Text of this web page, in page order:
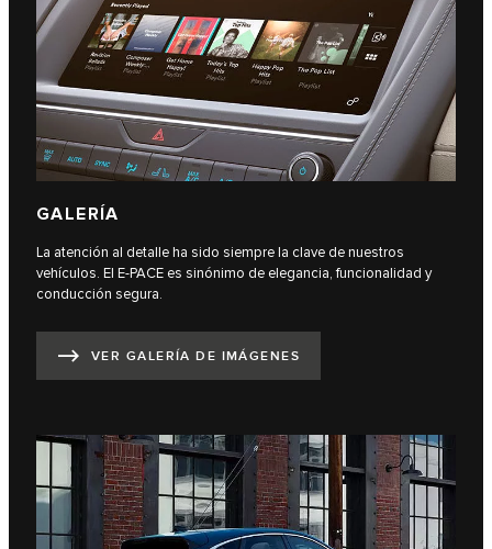
GALERÍA
La atención al detalle ha sido siempre la clave de nuestros
vehículos. El E-PACE es sinónimo de elegancia, funcionalidad y
conducción segura.
VER GALERÍA DE IMÁGENES